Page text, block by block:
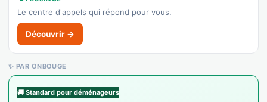
Le centre d'appels qui répond pour vous.
Découvrir →
✨ PAR ONBOUGE
🚚 Standard pour déménageurs